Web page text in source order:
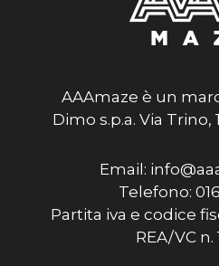
AAAmaze è un
Dimo s.p.a. Via Trino,
Email:
Telefono:
Partita iva e codice
REA/VC n.